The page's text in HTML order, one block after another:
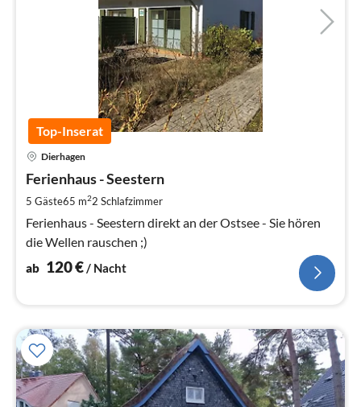
Top-Inserat
Dierhagen
Ferienhaus - Seestern
5 Gäste65 m22 Schlafzimmer
Ferienhaus - Seestern direkt an der Ostsee - Sie hören
die Wellen rauschen ;)
ab 120€/ Nacht